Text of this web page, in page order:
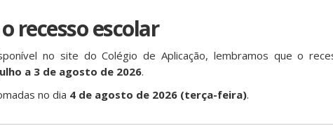
recesso escolar
no site do Colégio de Aplicação, lembramos que o
a 3 de agosto de 2026.
no dia 4 de agosto de 2026 (terça-feira).